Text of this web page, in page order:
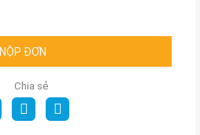
NỘP ĐƠN
Chia sẻ